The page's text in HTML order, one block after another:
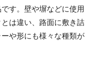
す。壁や塀などに使用
は違い、路面に敷き詰
や形にも様々な種類が